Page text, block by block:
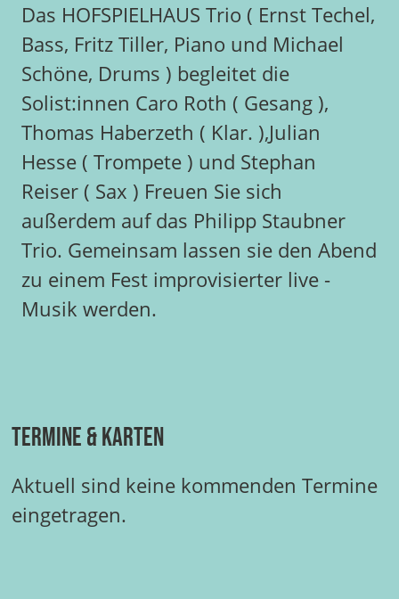
Das HOFSPIELHAUS Trio ( Ernst Techel,
Bass, Fritz Tiller, Piano und Michael
Schöne, Drums ) begleitet die
Solist:innen Caro Roth ( Gesang ),
Thomas Haberzeth ( Klar. ),Julian
Hesse ( Trompete ) und Stephan
Reiser ( Sax ) Freuen Sie sich
außerdem auf das Philipp Staubner
Trio. Gemeinsam lassen sie den Abend
zu einem Fest improvisierter live -
Musik werden.
Termine & Karten
Aktuell sind keine kommenden Termine
eingetragen.